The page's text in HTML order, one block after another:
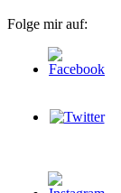
Folge mir auf: